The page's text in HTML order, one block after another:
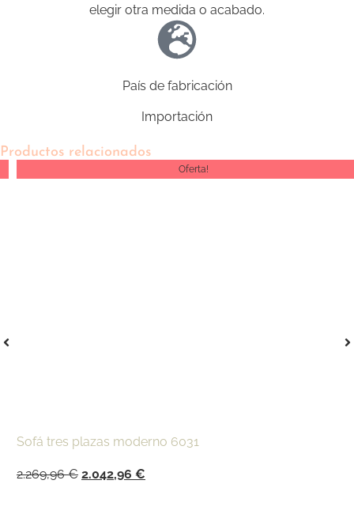
elegir otra medida o acabado.
País de fabricación
Importación
Productos relacionados
Oferta!